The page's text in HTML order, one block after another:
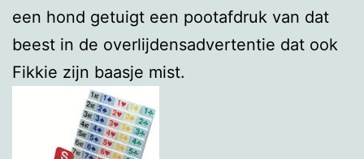
een hond getuigt een pootafdruk van dat
beest in de overlijdensadvertentie dat ook
Fikkie zijn baasje mist.